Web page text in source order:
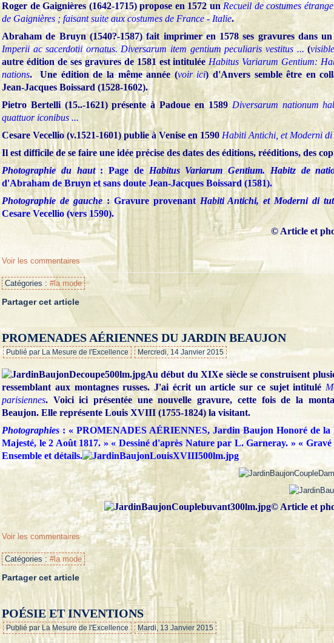
Roger de Gaignières (1642-1715) propose en 1572 un Recueil de costumes
de Gaignières ; faisant suite aux costumes de France - Italie.
Abraham de Bruyn (1540?-1587) fait imprimer en 1578 ses gravures dans
Imperii ac sacerdotii ornatus. Diversarum item gentium peculiaris vestitus ... (
autre édition de ses gravures de 1581 est intitulée Habitus Variarum Gentium:
nations. Une édition de la même année (voir ici) d'Anvers semble être en
Jean-Jacques Boissard (1528-1602).
Pietro Bertelli (15..-1621) présente à Padoue en 1589 Diversarum nationum
quattuor iconibus ...
Cesare Vecellio (v.1521-1601) publie à Venise en 1590 Habiti Antichi, et Moderni di
Il est difficile de se faire une idée précise des dates des éditions, rééditions, des
Photographie du haut: Page de Habitus Variarum Gentium. Habitz de
d'Abraham de Bruyn et sans doute Jean-Jacques Boissard (1581).
Photographie de gauche: Gravure provenant Habiti Antichi, et Moderni di
Cesare Vecellio (vers 1590).
© Article et
Voir les commentaires
Catégories : #la mode
Partager cet article
PROMENADES AÉRIENNES DU JARDIN BEAUJON
Publié par La Mesure de l'Excellence Mercredi, 14 Janvier 2015
Au début du XIXe siècle se construisent
ressemblant aux montagnes russes. J'ai écrit un article sur ce sujet intitulé
parisiennes. Voici ici présentée une nouvelle gravure, cette fois de la
Beaujon. Elle représente Louis XVIII (1755-1824) la visitant.
Photographies : « PROMENADES AÉRIENNES, Jardin Baujon Honoré de la
Majesté, le 2 Août 1817. » « Dessiné d'après Nature par L. Garneray. » «
Ensemble et détails.
© Article et
Voir les commentaires
Catégories : #la mode
Partager cet article
POÉSIE ET INVENTIONS
Publié par La Mesure de l'Excellence Mardi, 13 Janvier 2015